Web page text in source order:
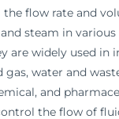
flow rate and
and steam in
are widely used in
gas, water and
and
the flow of